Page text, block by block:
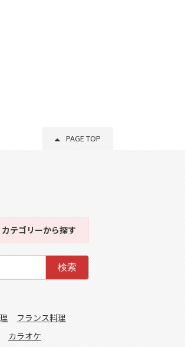
PAGE TOP
カテゴリーから探す
検索
フランス料理
カラオケ